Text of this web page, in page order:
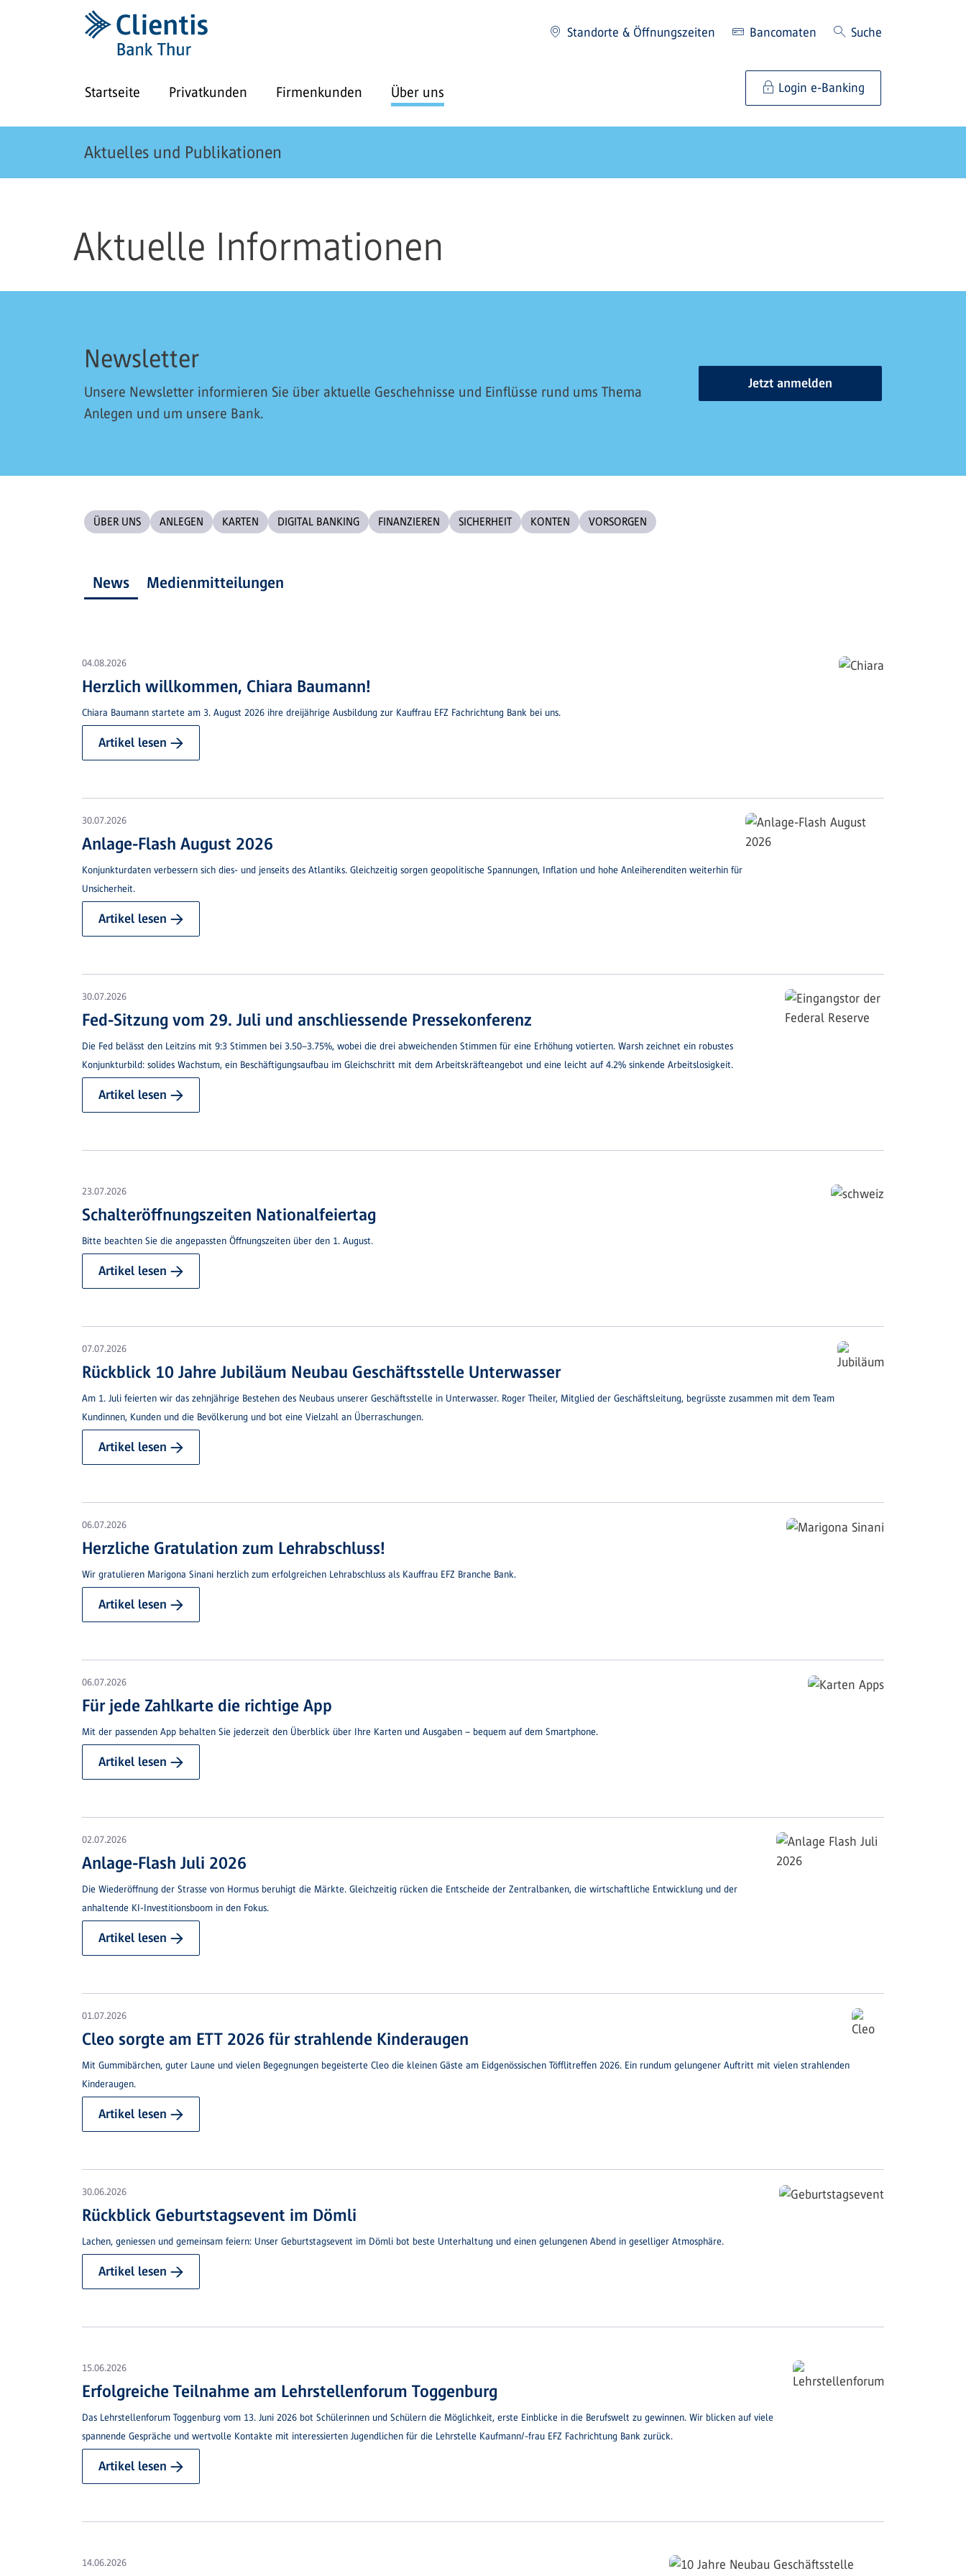
Standorte & Öffnungszeiten Bancomaten Suche
Startseite Privatkunden Firmenkunden Über uns Login e-Banking
Aktuelles und Publikationen
Aktuelle Informationen
Newsletter
Unsere Newsletter informieren Sie über aktuelle Geschehnisse und Einflüsse rund ums Thema
Anlegen und um unsere Bank.
Jetzt anmelden
ÜBER UNS ANLEGEN KARTEN DIGITAL BANKING FINANZIEREN SICHERHEIT KONTEN VORSORGEN
News Medienmitteilungen
04.08.2026
Herzlich willkommen, Chiara Baumann!
Chiara Baumann startete am 3. August 2026 ihre dreijährige Ausbildung zur Kauffrau EFZ Fachrichtung Bank bei uns.
Artikel lesen →
30.07.2026
Anlage-Flash August 2026
Konjunkturdaten verbessern sich dies- und jenseits des Atlantiks. Gleichzeitig sorgen geopolitische Spannungen, Inflation und hohe Anleiherenditen weiterhin für
Unsicherheit.
Artikel lesen →
30.07.2026
Fed-Sitzung vom 29. Juli und anschliessende Pressekonferenz
Die Fed belässt den Leitzins mit 9:3 Stimmen bei 3.50–3.75%, wobei die drei abweichenden Stimmen für eine Erhöhung votierten. Warsh zeichnet ein robustes
Konjunkturbild: solides Wachstum, ein Beschäftigungsaufbau im Gleichschritt mit dem Arbeitskräfteangebot und eine leicht auf 4.2% sinkende Arbeitslosigkeit.
Artikel lesen →
23.07.2026
Schalteröffnungszeiten Nationalfeiertag
Bitte beachten Sie die angepassten Öffnungszeiten über den 1. August.
Artikel lesen →
07.07.2026
Rückblick 10 Jahre Jubiläum Neubau Geschäftsstelle Unterwasser
Am 1. Juli feierten wir das zehnjährige Bestehen des Neubaus unserer Geschäftsstelle in Unterwasser. Roger Theiler, Mitglied der Geschäftsleitung, begrüsste zusammen mit dem Team
Kundinnen, Kunden und die Bevölkerung und bot eine Vielzahl an Überraschungen.
Artikel lesen →
06.07.2026
Herzliche Gratulation zum Lehrabschluss!
Wir gratulieren Marigona Sinani herzlich zum erfolgreichen Lehrabschluss als Kauffrau EFZ Branche Bank.
Artikel lesen →
06.07.2026
Für jede Zahlkarte die richtige App
Mit der passenden App behalten Sie jederzeit den Überblick über Ihre Karten und Ausgaben – bequem auf dem Smartphone.
Artikel lesen →
02.07.2026
Anlage-Flash Juli 2026
Die Wiederöffnung der Strasse von Hormus beruhigt die Märkte. Gleichzeitig rücken die Entscheide der Zentralbanken, die wirtschaftliche Entwicklung und der
anhaltende KI-Investitionsboom in den Fokus.
Artikel lesen →
01.07.2026
Cleo sorgte am ETT 2026 für strahlende Kinderaugen
Mit Gummibärchen, guter Laune und vielen Begegnungen begeisterte Cleo die kleinen Gäste am Eidgenössischen Töfflitreffen 2026. Ein rundum gelungener Auftritt mit vielen strahlenden
Kinderaugen.
Artikel lesen →
30.06.2026
Rückblick Geburtstagsevent im Dömli
Lachen, geniessen und gemeinsam feiern: Unser Geburtstagsevent im Dömli bot beste Unterhaltung und einen gelungenen Abend in geselliger Atmosphäre.
Artikel lesen →
15.06.2026
Erfolgreiche Teilnahme am Lehrstellenforum Toggenburg
Das Lehrstellenforum Toggenburg vom 13. Juni 2026 bot Schülerinnen und Schülern die Möglichkeit, erste Einblicke in die Berufswelt zu gewinnen. Wir blicken auf viele
spannende Gespräche und wertvolle Kontakte mit interessierten Jugendlichen für die Lehrstelle Kaufmann/-frau EFZ Fachrichtung Bank zurück.
Artikel lesen →
14.06.2026